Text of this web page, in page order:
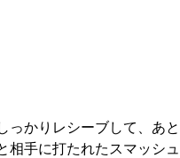
かりレシーブして、あ
手に打たれたスマッシ